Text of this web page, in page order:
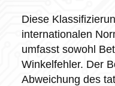
Diese
internationalen
umfasst sowohl
Winkelfehler. Der
Abweichung des